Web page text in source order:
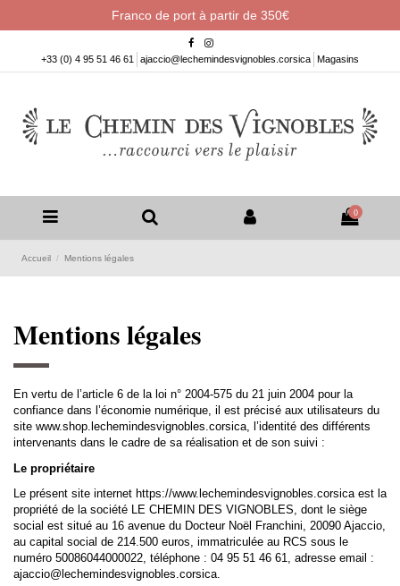
Franco de port à partir de 350€
+33 (0) 4 95 51 46 61 ajaccio@lechemindesvignobles.corsica Magasins
0
Accueil Mentions légales
Mentions légales
En vertu de l’article 6 de la loi n° 2004-575 du 21 juin 2004 pour la
confiance dans l’économie numérique, il est précisé aux utilisateurs du
site www.shop.lechemindesvignobles.corsica, l’identité des différents
intervenants dans le cadre de sa réalisation et de son suivi :
Le propriétaire
Le présent site internet https://www.lechemindesvignobles.corsica est la
propriété de la société LE CHEMIN DES VIGNOBLES, dont le siège
social est situé au 16 avenue du Docteur Noël Franchini, 20090 Ajaccio,
au capital social de 214.500 euros, immatriculée au RCS sous le
numéro 50086044000022, téléphone : 04 95 51 46 61, adresse email :
ajaccio@lechemindesvignobles.corsica.